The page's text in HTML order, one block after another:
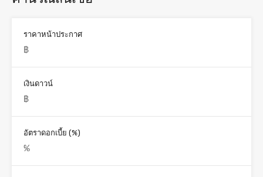
ราคาหน้าประกาศ
เงินดาวน์
อัตราดอกเบี้ย (%)